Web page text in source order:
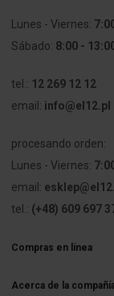
Źródło
Kolor
obudowy
ochrony (IP)
Stopień
(NEMA)
4X
Lunes - Viernes:
Sábado: 8:00 -
tel.: 12 269 12 12
email: info@el12.pl
procesando orden:
Lunes - Viernes:
email:
tel.: (+48) 609 697
Compras en línea
Métodos de entrega
Acerca de la